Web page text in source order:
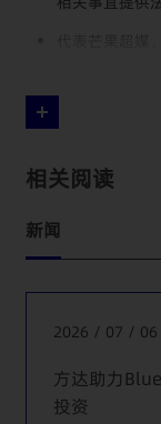
香港子公司少
代表一家德国
务。
代表德泓资本
公司所涉中国
代表美敦力，
代表IDG，为
相关阅读
新闻
2026 / 07 / 06
方达助力
投资